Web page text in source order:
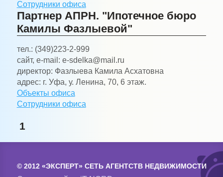
Сотрудники офиса
Партнер АПРН. "Ипотечное бюро
Камилы Фазлыевой"
тел.: (349)223-2-999
сайт, e-mail: e-sdelka@mail.ru
директор: Фазлыева Камила Асхатовна
адрес: г. Уфа, у. Ленина, 70, 6 этаж.
Объекты офиса
Сотрудники офиса
1
© 2012 «ЭКСПЕРТ» СЕТЬ АГЕНТСТВ НЕДВИЖИМОСТИ